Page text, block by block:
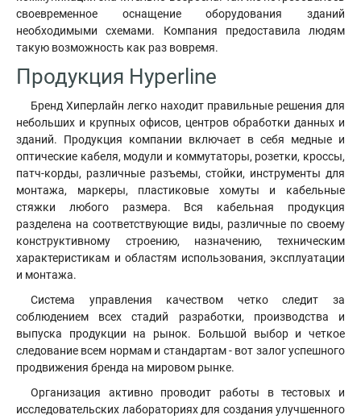
своевременное оснащение оборудования зданий
необходимыми схемами. Компания предоставила людям
такую возможность как раз вовремя.
Продукция Hyperline
Бренд Хиперлайн легко находит правильные решения для
небольших и крупных офисов, центров обработки данных и
зданий. Продукция компании включает в себя медные и
оптические кабеля, модули и коммутаторы, розетки, кроссы,
патч-корды, различные разъемы, стойки, инструменты для
монтажа, маркеры, пластиковые хомуты и кабельные
стяжки любого размера. Вся кабельная продукция
разделена на соответствующие виды, различные по своему
конструктивному строению, назначению, техническим
характеристикам и областям использования, эксплуатации
и монтажа.
Система управления качеством четко следит за
соблюдением всех стадий разработки, производства и
выпуска продукции на рынок. Большой выбор и четкое
следование всем нормам и стандартам - вот залог успешного
продвижения бренда на мировом рынке.
Организация активно проводит работы в тестовых и
исследовательских лабораториях для создания улучшенного